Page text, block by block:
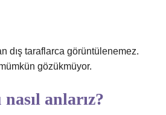
dış taraflarca görüntülenemez.
gözükmüyor.
anlarız?